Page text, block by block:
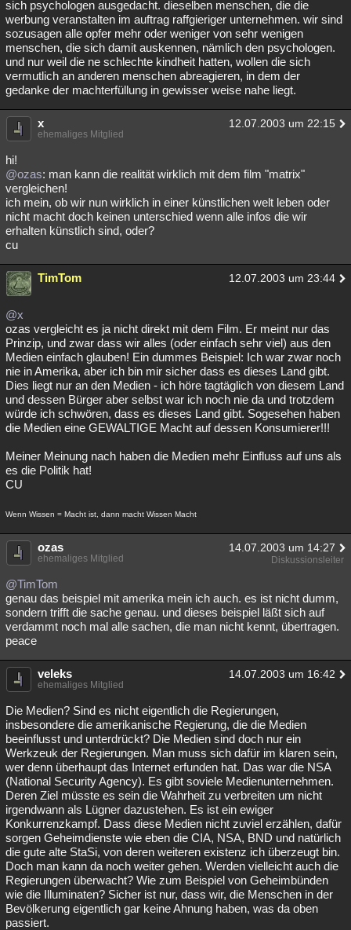
sich psychologen ausgedacht. dieselben menschen, die die
werbung veranstalten im auftrag raffgieriger unternehmen. wir sind
sozusagen alle opfer mehr oder weniger von sehr wenigen
menschen, die sich damit auskennen, nämlich den psychologen.
und nur weil die ne schlechte kindheit hatten, wollen die sich
vermutlich an anderen menschen abreagieren, in dem der
gedanke der machterfüllung in gewisser weise nahe liegt.
x 12.07.2003 um 22:15
ehemaliges Mitglied
hi!
@ozas: man kann die realität wirklich mit dem film "matrix"
vergleichen!
ich mein, ob wir nun wirklich in einer künstlichen welt leben oder
nicht macht doch keinen unterschied wenn alle infos die wir
erhalten künstlich sind, oder?
cu
TimTom 12.07.2003 um 23:44
@x
ozas vergleicht es ja nicht direkt mit dem Film. Er meint nur das
Prinzip, und zwar dass wir alles (oder einfach sehr viel) aus den
Medien einfach glauben! Ein dummes Beispiel: Ich war zwar noch
nie in Amerika, aber ich bin mir sicher dass es dieses Land gibt.
Dies liegt nur an den Medien - ich höre tagtäglich von diesem Land
und dessen Bürger aber selbst war ich noch nie da und trotzdem
würde ich schwören, dass es dieses Land gibt. Sogesehen haben
die Medien eine GEWALTIGE Macht auf dessen Konsumierer!!!
Meiner Meinung nach haben die Medien mehr Einfluss auf uns als
es die Politik hat!
CU
Wenn Wissen = Macht ist, dann macht Wissen Macht
ozas 14.07.2003 um 14:27
ehemaliges Mitglied Diskussionsleiter
@TimTom
genau das beispiel mit amerika mein ich auch. es ist nicht dumm,
sondern trifft die sache genau. und dieses beispiel läßt sich auf
verdammt noch mal alle sachen, die man nicht kennt, übertragen.
peace
veleks 14.07.2003 um 16:42
ehemaliges Mitglied
Die Medien? Sind es nicht eigentlich die Regierungen,
insbesondere die amerikanische Regierung, die die Medien
beeinflusst und unterdrückt? Die Medien sind doch nur ein
Werkzeuk der Regierungen. Man muss sich dafür im klaren sein,
wer denn überhaupt das Internet erfunden hat. Das war die NSA
(National Security Agency). Es gibt soviele Medienunternehmen.
Deren Ziel müsste es sein die Wahrheit zu verbreiten um nicht
irgendwann als Lügner dazustehen. Es ist ein ewiger
Konkurrenzkampf. Dass diese Medien nicht zuviel erzählen, dafür
sorgen Geheimdienste wie eben die CIA, NSA, BND und natürlich
die gute alte StaSi, von deren weiteren existenz ich überzeugt bin.
Doch man kann da noch weiter gehen. Werden vielleicht auch die
Regierungen überwacht? Wie zum Beispiel von Geheimbünden
wie die Illuminaten? Sicher ist nur, dass wir, die Menschen in der
Bevölkerung eigentlich gar keine Ahnung haben, was da oben
passiert.